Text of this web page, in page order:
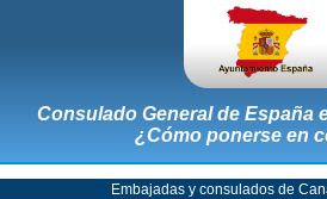
Consulado General de España
¿Cómo ponerse en
Embajadas y consulados de